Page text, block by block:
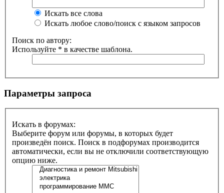
Искать все слова
Искать любое слово/поиск с языком запросов
Поиск по автору:
Используйте * в качестве шаблона.
Параметры запроса
Искать в форумах:
Выберите форум или форумы, в которых будет
произведён поиск. Поиск в подфорумах производится
автоматически, если вы не отключили соответствующую
опцию ниже.